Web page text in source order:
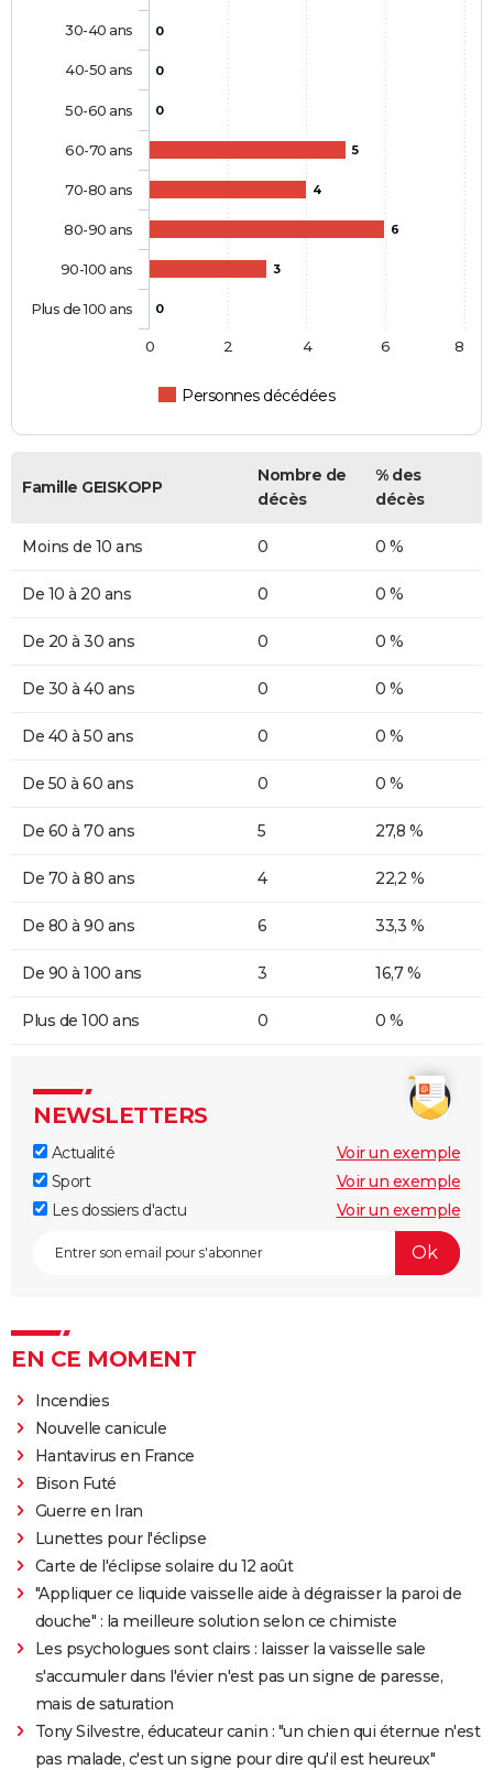
0
0
0
5
4
6
3
0
Personnes décédées
30-40 ans
40-50 ans
50-60 ans
60-70 ans
70-80 ans
80-90 ans
90-100 ans
Plus de 100 ans
0 2 4 6 8
Famille GEISKOPP
Nombre de
décès
% des
décès
Moins de 10 ans 0 0 %
De 10 à 20 ans 0 0 %
De 20 à 30 ans 0 0 %
De 30 à 40 ans 0 0 %
De 40 à 50 ans 0 0 %
De 50 à 60 ans 0 0 %
De 60 à 70 ans 5 27,8 %
De 70 à 80 ans 4 22,2 %
De 80 à 90 ans 6 33,3 %
De 90 à 100 ans 3 16,7 %
Plus de 100 ans 0 0 %
NEWSLETTERS
Actualité
Voir un exemple
Sport
Voir un exemple
Les dossiers d'actu
Voir un exemple
EN CE MOMENT
Incendies
Nouvelle canicule
Hantavirus en France
Bison Futé
Guerre en Iran
Lunettes pour l'éclipse
Carte de l'éclipse solaire du 12 août
"Appliquer ce liquide vaisselle aide à dégraisser la paroi de
douche" : la meilleure solution selon ce chimiste
Les psychologues sont clairs : laisser la vaisselle sale
s'accumuler dans l'évier n'est pas un signe de paresse,
mais de saturation
Tony Silvestre, éducateur canin : "un chien qui éternue n'est
pas malade, c'est un signe pour dire qu'il est heureux"